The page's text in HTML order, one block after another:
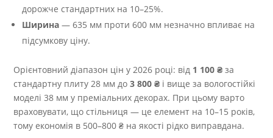
дорожче стандартних на 10–25%.
Ширина — 635 мм проти 600 мм незначно впливає на
підсумкову ціну.
Орієнтовний діапазон цін у 2026 році: від 1 100 ₴ за
стандартну плиту 28 мм до3 800 ₴ і вище за вологостійкі
моделі 38 мм у преміальних декорах. При цьому варто
враховувати, що стільниця — це елемент на 10–15 років,
тому економія в 500–800 ₴ на якості рідко виправдана.